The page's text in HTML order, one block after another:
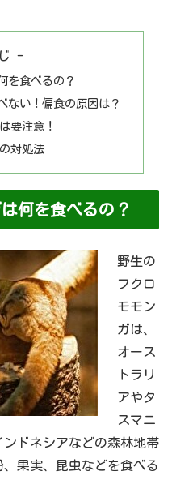
-
を食べるの？
ない！偏食の原因は？
要注意！
対処法
何を食べるの？
野生の
フクロ
モモン
ガは、
オース
トラリ
アやタ
スマニ
ドネシアなどの森林地帯
果実、昆虫などを食べる